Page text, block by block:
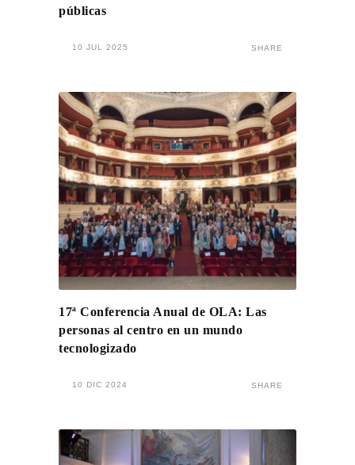
públicas
10 JUL 2025 SHARE
17ª Conferencia Anual de OLA: Las
personas al centro en un mundo
tecnologizado
10 DIC 2024 SHARE